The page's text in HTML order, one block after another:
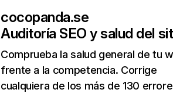
cocopanda.se
Auditoría SEO y salud del
Comprueba la salud general de tu
frente a la competencia. Corrige
cualquiera de los más de 130